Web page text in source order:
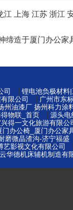
江 上海 江苏 浙江
缔造于厦门办公
司 锂电池负极材料
限公司 广州市东
油漆厂 扬州科力涂
物联_首页 源头电
得一文化旅游有限公
门办公椅_厦门办公家
磨微晶渣沟-济宁福盛
影视文化有限公司
华德机床辅机制造有